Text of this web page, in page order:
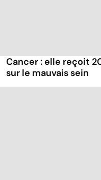
Cancer : elle reçoit
sur le mauvais sein